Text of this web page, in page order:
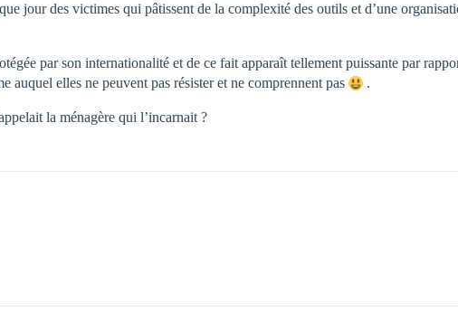
jour des victimes qui pâtissent de la complexité des outils et d’une
par son internationalité et de ce fait apparaît tellement puissante par
auquel elles ne peuvent pas résister et ne comprennent pas
.
la ménagère qui l’incarnait ?